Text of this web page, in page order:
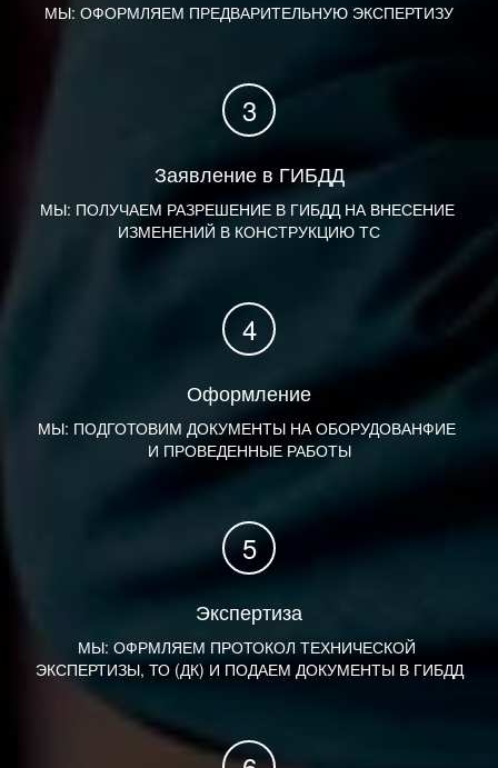
МЫ: ОФОРМЛЯЕМ ПРЕДВАРИТЕЛЬНУЮ ЭКСПЕРТИЗУ
Заявление в ГИБДД
МЫ: ПОЛУЧАЕМ РАЗРЕШЕНИЕ В ГИБДД НА ВНЕСЕНИЕ
ИЗМЕНЕНИЙ В КОНСТРУКЦИЮ ТС
Оформление
МЫ: ПОДГОТОВИМ ДОКУМЕНТЫ НА ОБОРУДОВАНФИЕ
И ПРОВЕДЕННЫЕ РАБОТЫ
Экспертиза
МЫ: ОФРМЛЯЕМ ПРОТОКОЛ ТЕХНИЧЕСКОЙ
ЭКСПЕРТИЗЫ, ТО (ДК) И ПОДАЕМ ДОКУМЕНТЫ В ГИБДД